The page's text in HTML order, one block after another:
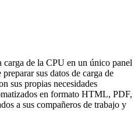
de la CPU en un único panel
sus datos de carga de
sus propias necesidades
en formato HTML, PDF,
a sus compañeros de trabajo y